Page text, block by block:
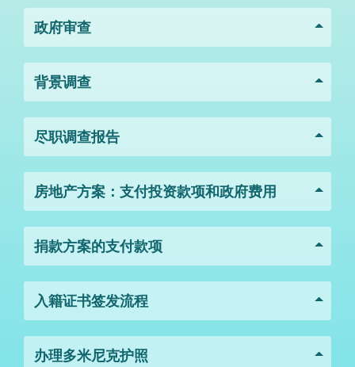
政府审查
背景调查
尽职调查报告
房地产方案：支付投资款项和政府费用
捐款方案的支付款项
入籍证书签发流程
办理多米尼克护照